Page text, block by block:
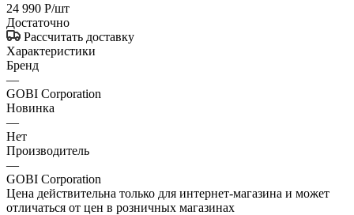
24 990 Р/шт
Достаточно
Рассчитать доставку
Характеристики
Бренд
—
GOBI Corporation
Новинка
—
Нет
Производитель
—
GOBI Corporation
Цена действительна только для интернет-магазина и может
отличаться от цен в розничных магазинах